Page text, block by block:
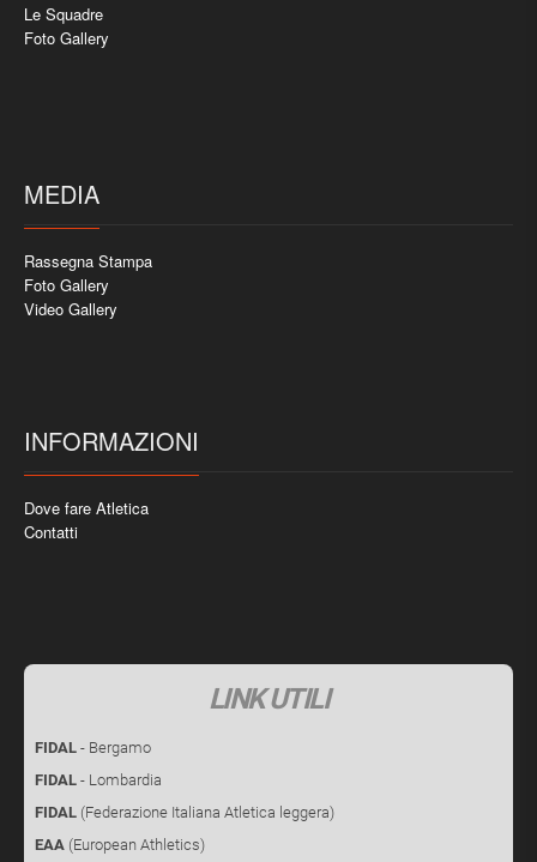
Le Squadre
Foto Gallery
MEDIA
Rassegna Stampa
Foto Gallery
Video Gallery
INFORMAZIONI
Dove fare Atletica
Contatti
LINK UTILI
FIDAL - Bergamo
FIDAL - Lombardia
FIDAL (Federazione Italiana Atletica leggera)
EAA (European Athletics)